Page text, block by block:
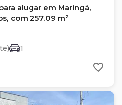
alugar em Maringá,
com 257.09 m²
1